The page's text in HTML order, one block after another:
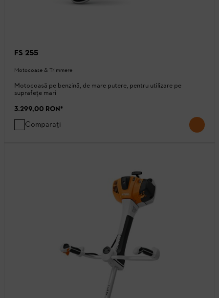
FS 255
Motocoase & Trimmere
Motocoasă pe benzină, de mare putere, pentru utilizare pe
suprafețe mari
3.299,00 RON*
Comparați